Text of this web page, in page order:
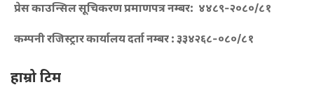
प्रेस काउन्सिल सूचिकरण प्रमाणपत्र नम्बर: ४४८९-२०८०/८१
कम्पनी रजिस्ट्रार कार्यालय दर्ता नम्बर : ३३४२६८-०८०/८१
हाम्रो टिम